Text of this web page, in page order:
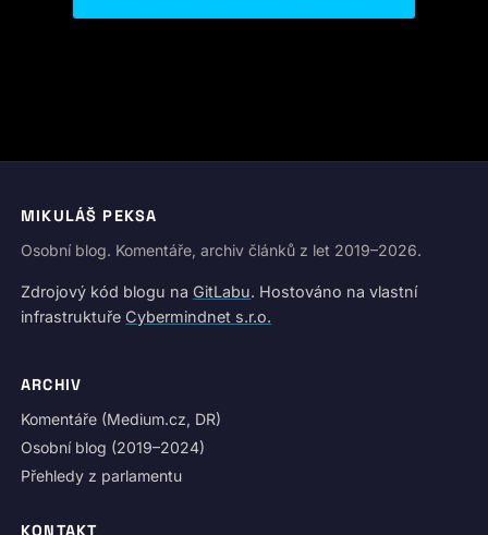
MIKULÁŠ PEKSA
Osobní blog. Komentáře, archiv článků z let 2019–2026.
Zdrojový kód blogu na GitLabu. Hostováno na vlastní
infrastruktuře Cybermindnet s.r.o.
ARCHIV
Komentáře (Medium.cz, DR)
Osobní blog (2019–2024)
Přehledy z parlamentu
KONTAKT